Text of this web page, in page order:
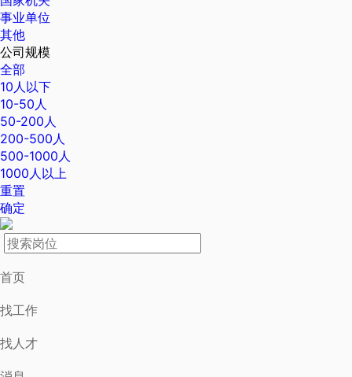
事业单位
其他
公司规模
全部
10人以下
10-50人
50-200人
200-500人
500-1000人
1000人以上
重置
确定
首页
找工作
找人才